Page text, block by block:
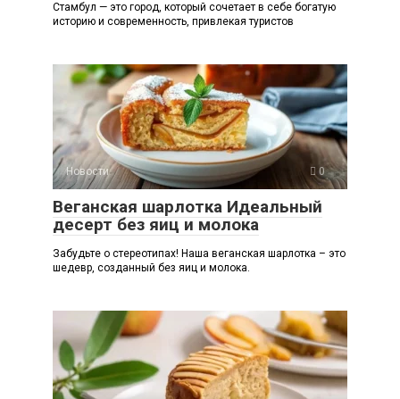
Стамбул — это город, который сочетает в себе богатую
историю и современность, привлекая туристов
Новости 0
Веганская шарлотка Идеальный
десерт без яиц и молока
Забудьте о стереотипах! Наша веганская шарлотка – это
шедевр, созданный без яиц и молока.